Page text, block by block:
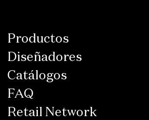
Productos
Diseñadores
Catálogos
FAQ
Retail Network